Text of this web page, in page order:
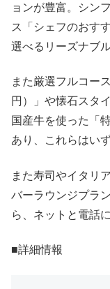
ョンが豊富。シン
ス「シェフのおす
選べるリーズナブ
また厳選フルコー
円）」や懐石スタ
国産牛を使った「
あり、これらはい
また寿司やイタリ
バーラウンジプラ
ら、ネットと電話
■詳細情報